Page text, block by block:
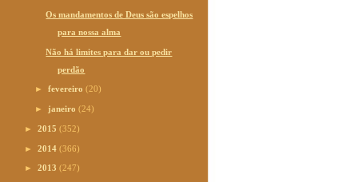
Os mandamentos de Deus são espelhos
para nossa alma
Não há limites para dar ou pedir
perdão
►fevereiro(20)
► janeiro(24)
► 2015 (352)
► 2014 (366)
► 2013 (247)